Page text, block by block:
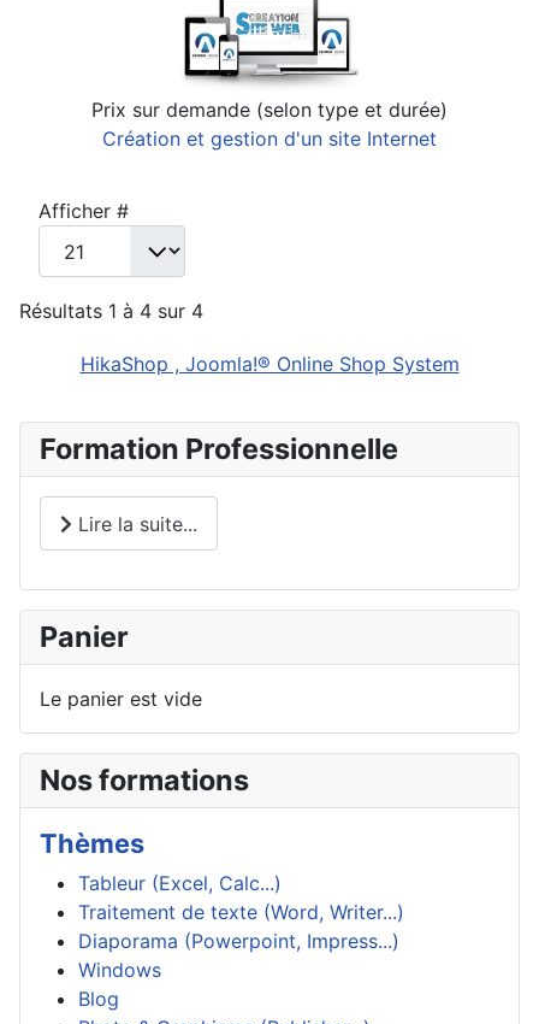
Prix sur demande (selon type et durée)
Création et gestion d'un site Internet
Afficher #
Résultats 1 à 4 sur 4
HikaShop , Joomla!® Online Shop System
Formation Professionnelle
Lire la suite...
Panier
Le panier est vide
Nos formations
Thèmes
Tableur (Excel, Calc...)
Traitement de texte (Word, Writer...)
Diaporama (Powerpoint, Impress...)
Windows
Blog